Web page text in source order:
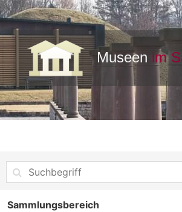
Sammlungsbereich